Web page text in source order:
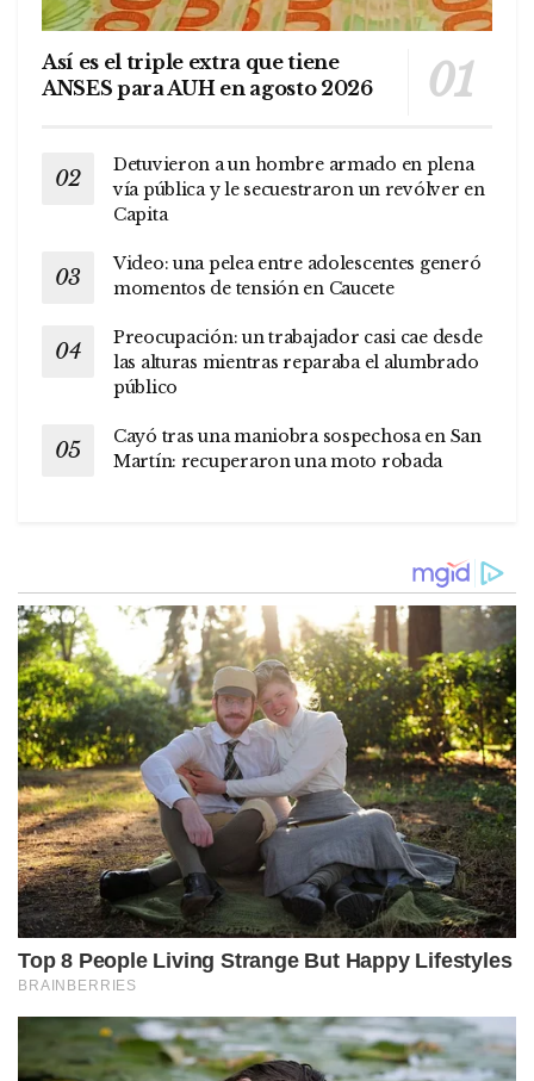
Así es el triple extra que tiene
ANSES para AUH en agosto 2026
Detuvieron a un hombre armado en plena
vía pública y le secuestraron un revólver en
Capita
Video: una pelea entre adolescentes generó
momentos de tensión en Caucete
Preocupación: un trabajador casi cae desde
las alturas mientras reparaba el alumbrado
público
Cayó tras una maniobra sospechosa en San
Martín: recuperaron una moto robada